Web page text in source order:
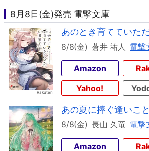
8月8日(金)発売 電撃文庫
あのとき育てていた
8/8(金) 蒼井 祐人 電撃
Amazon
Yahoo!
あの夏に捧ぐ逢いこ
8/8(金) 長山 久竜 電撃
Amazon